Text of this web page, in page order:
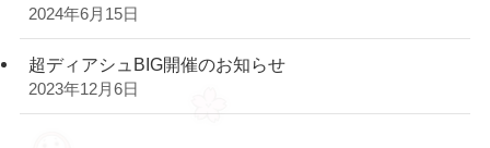
2024年6月15日
超ディアシュBIG開催のお知らせ
2023年12月6日